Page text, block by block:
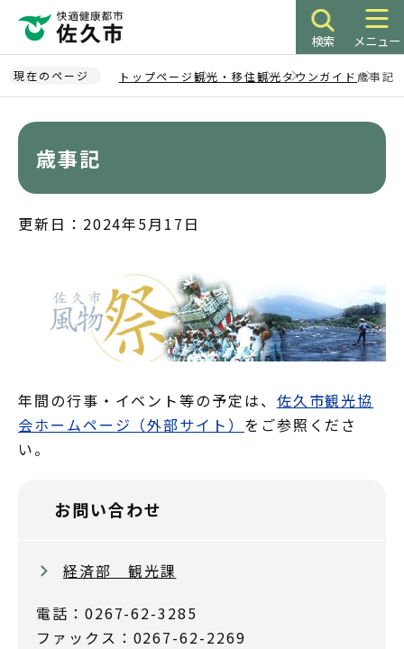
ペ
ー
ジ
検索 メニュー
現在のページ トップページ観光・移住観光タウンガイド歳事記
歳事記
更新日：2024年5月17日
年間の行事・イベント等の予定は、 佐久市観光協
会ホームページ（外部サイト） をご参照くださ
い。
お問い合わせ
経済部 観光課
電話：0267-62-3285
ファックス：0267-62-2269